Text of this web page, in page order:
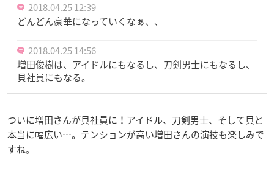
2018.04.25 12:39
どんどん豪華になっていくなぁ、、
2018.04.25 14:56
増田俊樹は、アイドルにもなるし、刀剣男士にもなるし、
貝社員にもなる。
ついに増田さんが貝社員に！アイドル、刀剣男士、そして貝と
本当に幅広い…。テンションが高い増田さんの演技も楽しみで
すね。